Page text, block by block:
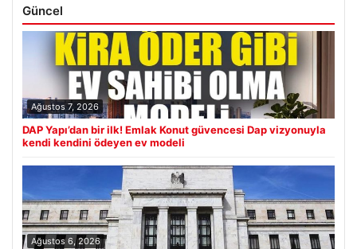
Güncel
Ağustos 7, 2026
DAP Yapı’dan bir ilk! Emlak Konut güvencesi Dap vizyonuyla
kendi kendini ödeyen ev modeli
Ağustos 6, 2026